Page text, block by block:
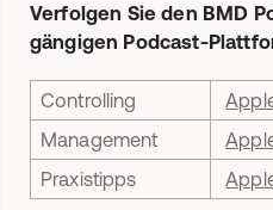
Verfolgen Sie den BMD
gängigen Podcast-
Controlling
Management
Praxistipps